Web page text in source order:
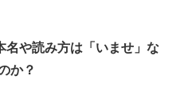
名や読み方は「いませ」な
か？